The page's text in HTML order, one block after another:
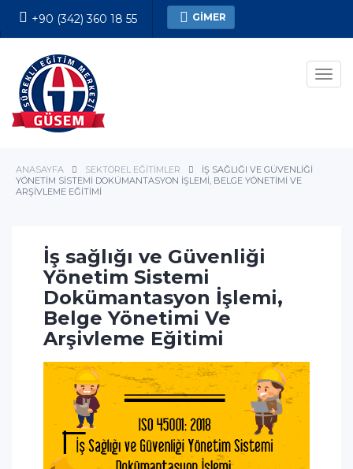
+90 (342) 360 18 55 GİMER
Kesin Kayıt Formu
ANASAYFA SEKTÖREL EĞITIMLER
İŞ SAĞLIĞI VE GÜVENLIĞI
YÖNETIM SISTEMI DOKÜMANTASYON İŞLEMI, BELGE YÖNETIMI VE
ARŞIVLEME EĞITIMI
İş sağlığı ve Güvenliği
Yönetim Sistemi
Dokümantasyon İşlemi,
Belge Yönetimi Ve
Arşivleme Eğitimi